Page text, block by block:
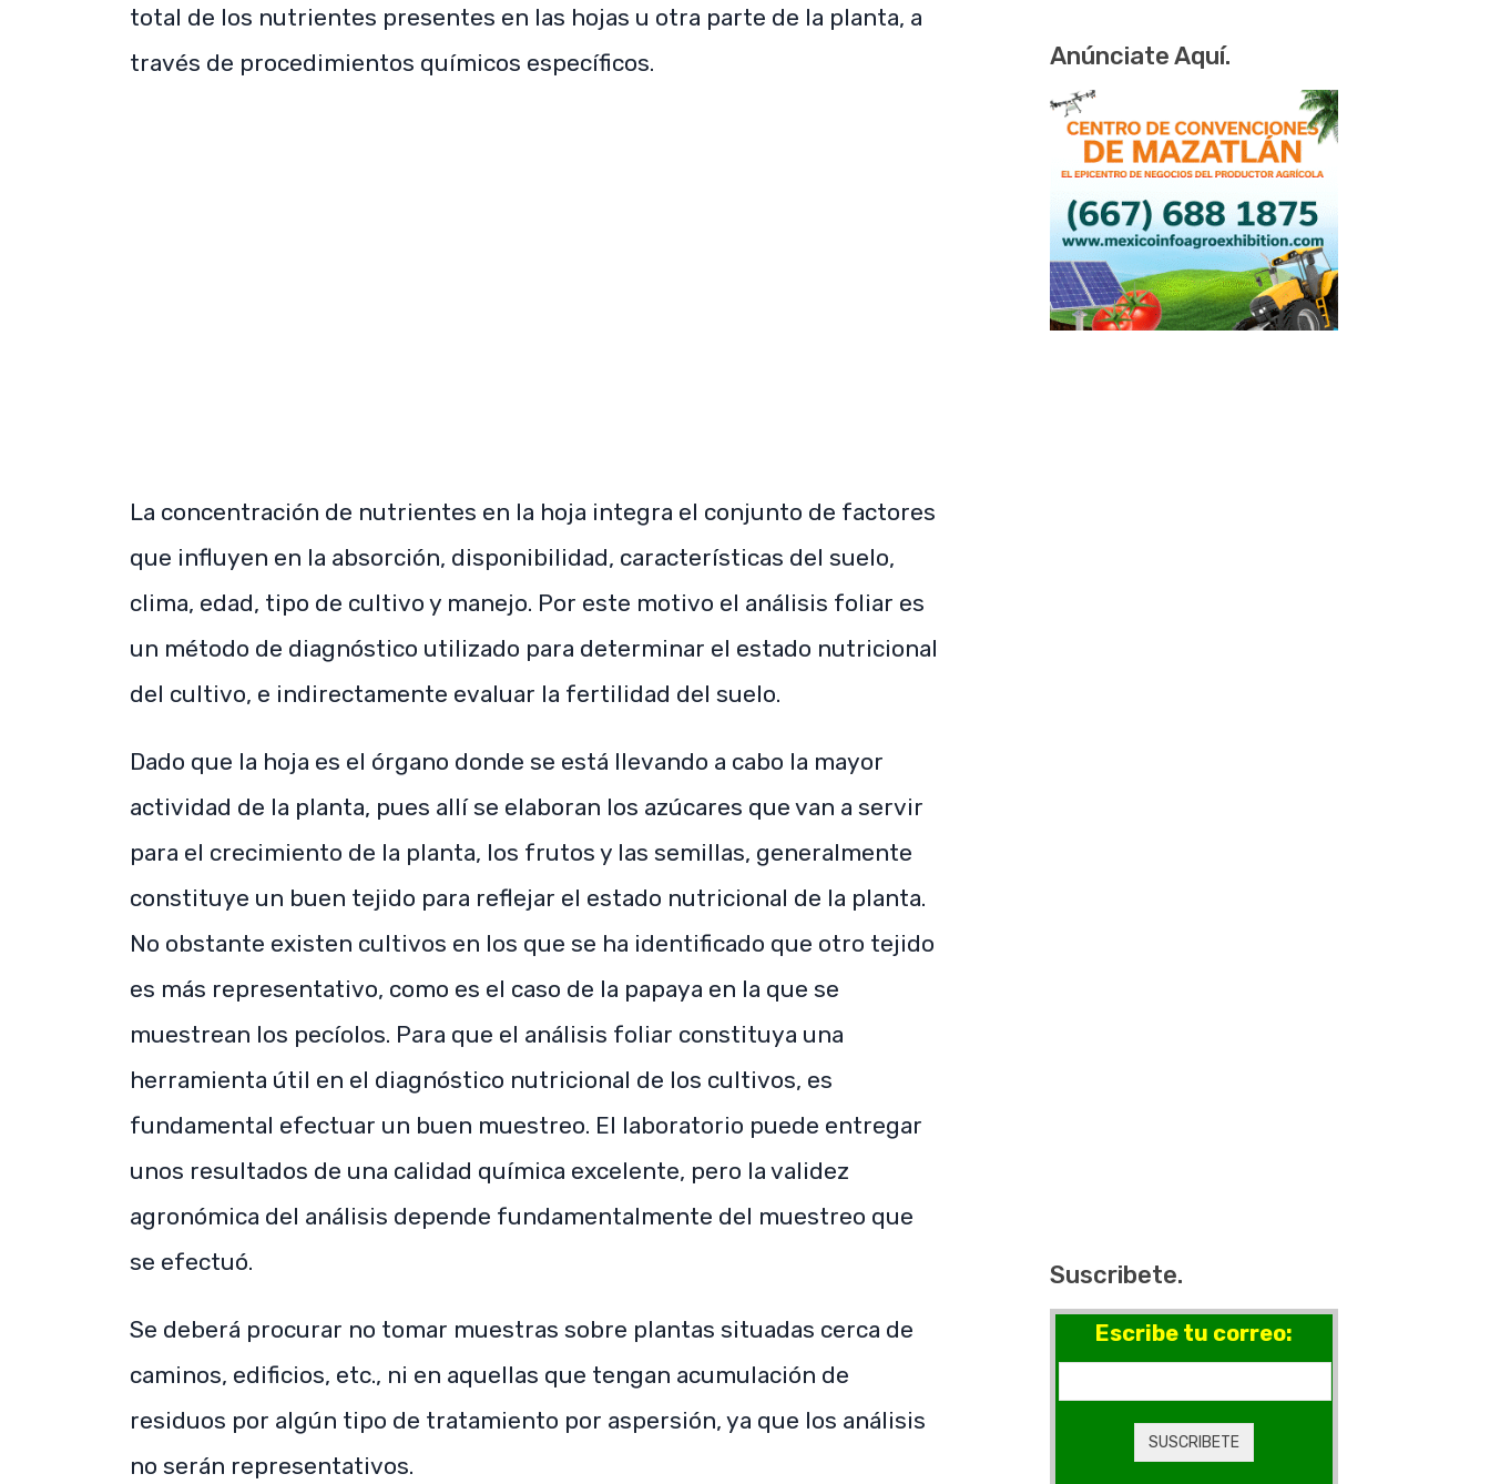
total de los nutrientes presentes en las hojas u otra parte de la planta, a
través de procedimientos químicos específicos.
La concentración de nutrientes en la hoja integra el conjunto de factores
que influyen en la absorción, disponibilidad, características del suelo,
clima, edad, tipo de cultivo y manejo. Por este motivo el análisis foliar es
un método de diagnóstico utilizado para determinar el estado nutricional
del cultivo, e indirectamente evaluar la fertilidad del suelo.
Dado que la hoja es el órgano donde se está llevando a cabo la mayor
actividad de la planta, pues allí se elaboran los azúcares que van a servir
para el crecimiento de la planta, los frutos y las semillas, generalmente
constituye un buen tejido para reflejar el estado nutricional de la planta.
No obstante existen cultivos en los que se ha identificado que otro tejido
es más representativo, como es el caso de la papaya en la que se
muestrean los pecíolos. Para que el análisis foliar constituya una
herramienta útil en el diagnóstico nutricional de los cultivos, es
fundamental efectuar un buen muestreo. El laboratorio puede entregar
unos resultados de una calidad química excelente, pero la validez
agronómica del análisis depende fundamentalmente del muestreo que
se efectuó.
Se deberá procurar no tomar muestras sobre plantas situadas cerca de
caminos, edificios, etc., ni en aquellas que tengan acumulación de
residuos por algún tipo de tratamiento por aspersión, ya que los análisis
no serán representativos.
Anúnciate Aquí.
Suscribete.
Escribe tu correo: